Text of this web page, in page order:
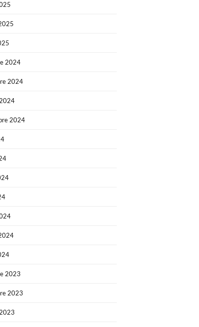
2024
2024
2024
2023
2023